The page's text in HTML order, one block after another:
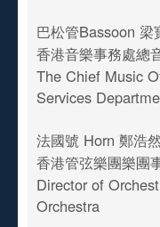
巴松管Bassoon
香港音樂事務處總
The Chief Music
Services
法國號 Horn 鄭浩
香港管弦樂團樂團
Director of
Orchestra